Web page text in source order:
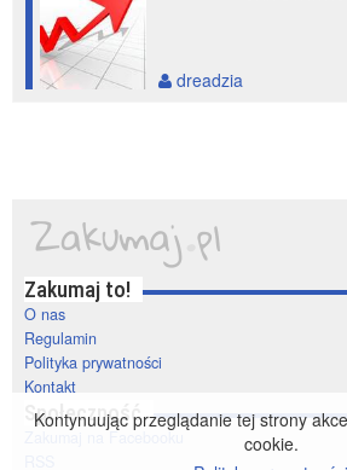
dreadzia
Zakumaj to!
O nas
Regulamin
Polityka prywatności
Kontakt
Społeczność
Zakumaj na Facebooku
Kontynuując przeglądanie tej strony
cookie.